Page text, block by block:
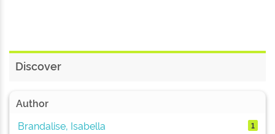
Discover
Author
Brandalise, Isabella
1